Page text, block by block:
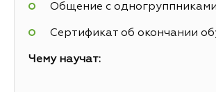
Общение с одногруппниками
Сертификат об окончании
Чему научат: